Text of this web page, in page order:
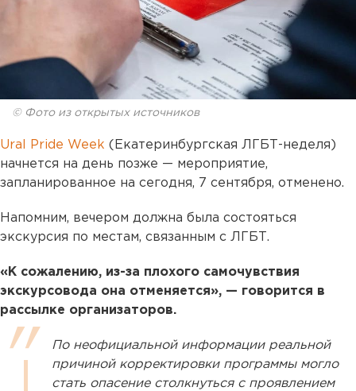
© Фото из открытых источников
Ural Pride Week (Екатеринбургская ЛГБТ-неделя)
начнется на день позже — мероприятие,
запланированное на сегодня, 7 сентября, отменено.
Напомним, вечером должна была состояться
экскурсия по местам, связанным с ЛГБТ.
«К сожалению, из-за плохого самочувствия
экскурсовода она отменяется», — говорится в
рассылке организаторов.
По неофициальной информации реальной
причиной корректировки программы могло
стать опасение столкнуться с проявлением